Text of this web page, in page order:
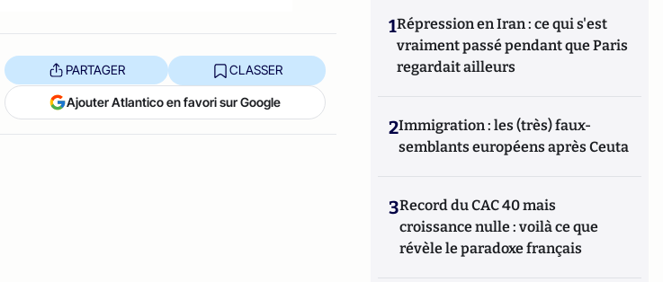
PARTAGER CLASSER
Ajouter Atlantico en favori sur Google
1Répression en Iran : ce qui s'est
vraiment passé pendant que Paris
regardait ailleurs
2Immigration : les (très) faux-
semblants européens après Ceuta
3Record du CAC 40 mais
croissance nulle : voilà ce que
révèle le paradoxe français